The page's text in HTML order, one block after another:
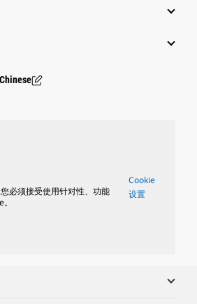
必须接受使用针对性、功能
Cookie
设置